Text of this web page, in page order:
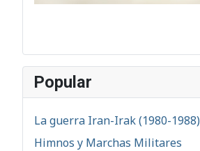
Popular
La guerra Iran-Irak (1980-1988)
Himnos y Marchas Militares